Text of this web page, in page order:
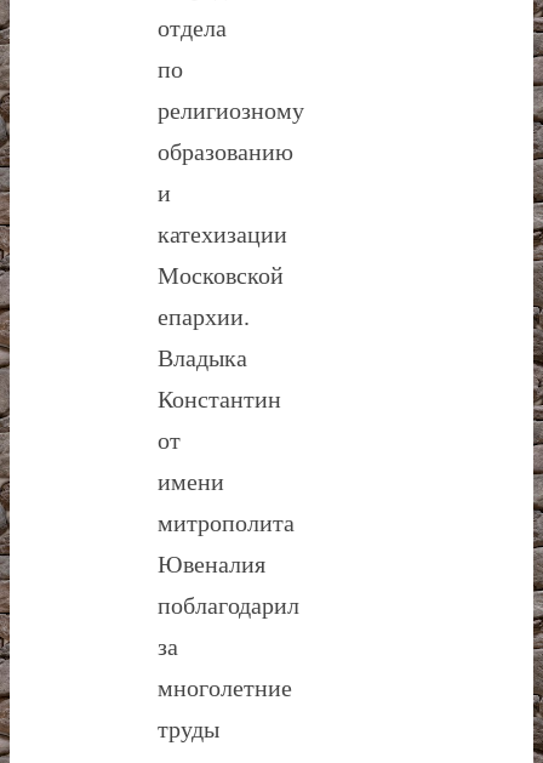
отдела
по
религиозному
образованию
и
катехизации
Московской
епархии.
Владыка
Константин
от
имени
митрополита
Ювеналия
поблагодарил
за
многолетние
труды